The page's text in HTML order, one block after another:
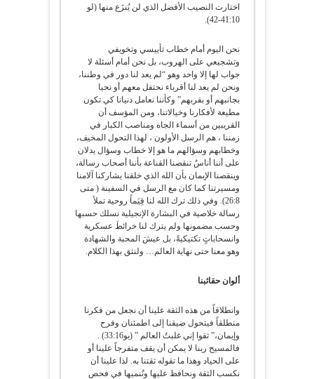
اختارت النصيب الأفضل الذي لن يُنزَع منها (لو
41:10-42).
نحن اليوم أمام خطاب تأييسي وتخويفي
وتشجيعي على الهروب، بل نحن أمام أسئلة لا
جواب لها إلا واحد وهو “لم يعد لنا دور في وطننا،
ونحن لم يعد لنا أقرباء نحتفل معهم أو نحيا
بجانبهم أو بقربهم” وكأننا نعامل دنيانا كي تكون
مطيعة لأفكارنا وخيالاتنا، ومن المؤسف أن
القريبين من أسماء الجاه ومناصب الكبار في
زمننا ، هم الرسل الأولون ، لهذا التحول المخيف،
وخطابهم وسؤالهم ما هو إلا خطاب وسؤال يدلان
على أننا أناسٌ تنقصنا القناعة بأننا أصحاب رسالة،
وينقصنا الإيمان بأن الله الذي خلقنا يشاركنا آلامنا
ومسيرتنا كما كان مع الرسل في السفينة ( متى
26:8). وفي ذلك ترك الله لنا قِيَماً روحية تملأ
رسالة خلاصية في البشارة الإنجيلية نسلك حسبها
وحسب مضمونها ولم يترك لنا خرائطَ عسكرية
وانسحاباتٍ تكتيكيةً، بل عيشَ المحبة والشهادة
وهو معنا حتى نهاية العالم… ولنثق بهذا الكلام.
ألوان حقائبنا
وانطلاقاً من هذه الثقة علينا أن نجعل من فكرنا
منطلقاً فيتحول ضيقنا إلى اطمئنان وفرح
وإيمان،” ثقوا إني غلبتُ العالم ” (يو33:16) .
فالمسيح ربنا لا يمكن أن يقف متفرجاً علينا أو
على الحياد وهذا ما تقوله ثقتنا به. لذا علينا أن
نكسب الثقة ونحافظ عليها ونُنميها في فحص